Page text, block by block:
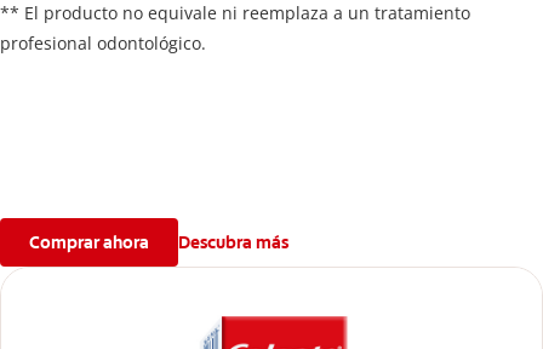
** El producto no equivale ni reemplaza a un tratamiento
profesional odontológico.
Comprar ahora Descubra más